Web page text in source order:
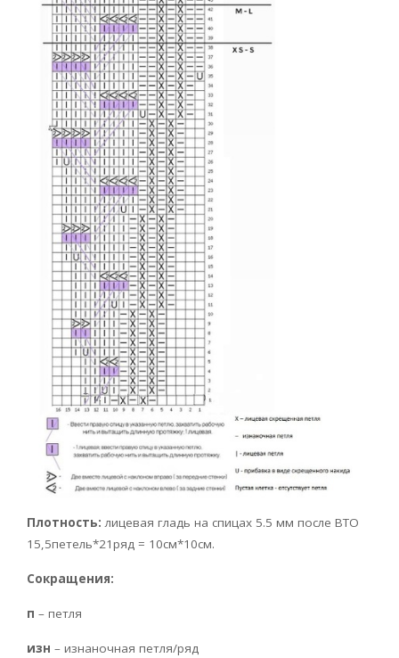
Плотность: лицевая гладь на спицах 5.5 мм после ВТО
15,5петель*21ряд = 10см*10см.
Сокращения:
п – петля
изн – изнаночная петля/ряд